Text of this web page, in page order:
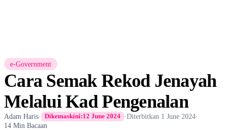
e-Government
Cara Semak Rekod Jenayah
Melalui Kad Pengenalan
Adam Haris· Dikemaskini:12 June 2024 ·Diterbitkan 1 June 2024·
14 Min Bacaan